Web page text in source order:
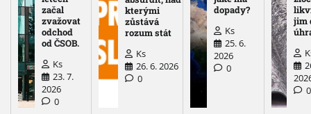
začal
zvažovat
odchod
od ČSOB.
Ks
23. 7.
2026
0
kterými
zůstává
rozum stát
Ks
26. 6. 2026
0
dopady?
Ks
25. 6.
2026
0
jim
0